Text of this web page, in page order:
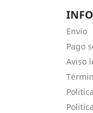
Envío
Pago
Aviso